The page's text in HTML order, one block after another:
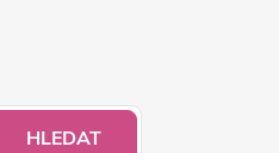
HLEDAT